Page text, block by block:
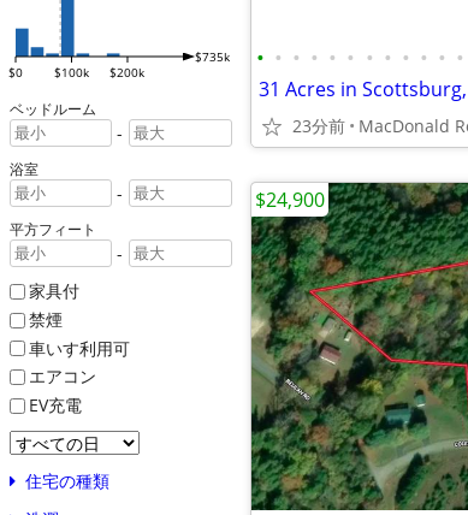
$0 $100k $200k
$735k
ベッドルーム
-
浴室
-
平方フィート
-
家具付
禁煙
車いす利用可
エアコン
EV充電
住宅の種類
• • • • • • • • • • • •
31 Acres in
23分前 MacDonald
$24,900